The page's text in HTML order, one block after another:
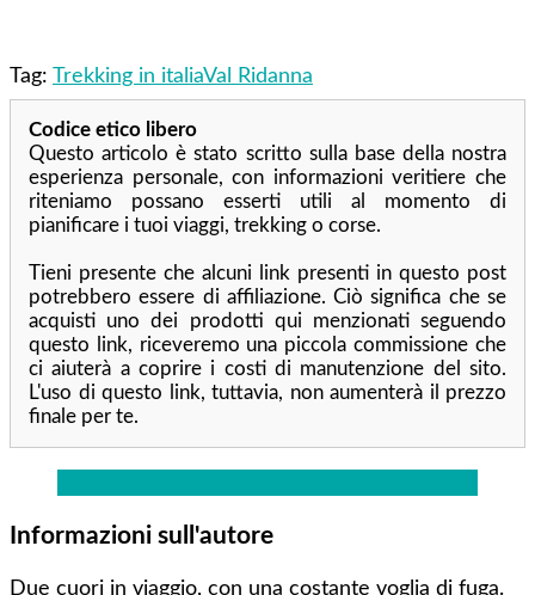
Tag: Trekking in italiaVal Ridanna
Codice etico libero
Questo articolo è stato scritto sulla base della nostra
esperienza personale, con informazioni veritiere che
riteniamo possano esserti utili al momento di
pianificare i tuoi viaggi, trekking o corse.
Tieni presente che alcuni link presenti in questo post
potrebbero essere di affiliazione. Ciò significa che se
acquisti uno dei prodotti qui menzionati seguendo
questo link, riceveremo una piccola commissione che
ci aiuterà a coprire i costi di manutenzione del sito.
L'uso di questo link, tuttavia, non aumenterà il prezzo
finale per te.
Informazioni sull'autore
Due cuori in viaggio, con una costante voglia di fuga.